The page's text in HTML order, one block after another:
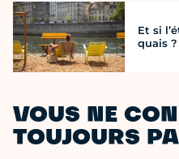
Et si
quais ?
VOUS NE
TOUJOURS